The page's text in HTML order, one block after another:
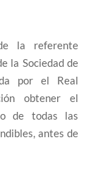
la referente
la Sociedad de
por el Real
obtener el
de todas las
antes de